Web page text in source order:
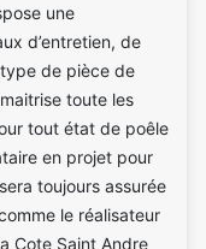
une
d’entretien, de
de pièce de
toute les
tout état de poêle
en projet pour
toujours assurée
le réalisateur
Cote Saint Andre